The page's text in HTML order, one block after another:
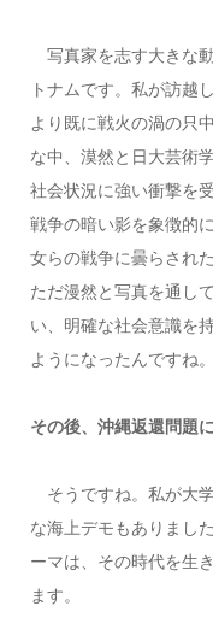
写真家を志す大きな
トナムです。私が訪越
より既に戦火の渦の只
な中、漠然と日大芸術
社会状況に強い衝撃を
戦争の暗い影を象徴的
女らの戦争に曇らされ
ただ漫然と写真を通し
い、明確な社会意識を
ようになったんですね。
その後、沖縄返還問題
そうですね。私が大
な海上デモもありまし
ーマは、その時代を生
ます。